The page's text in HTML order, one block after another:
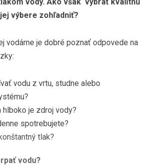
vody. Ako však vybrať kvalitnú
výbere zohľadniť?
vodárne je dobré poznať odpovede na
vodu z vrtu, studne alebo
hlboko je zdroj vody?
spotrebujete?
tlak?
vodu?